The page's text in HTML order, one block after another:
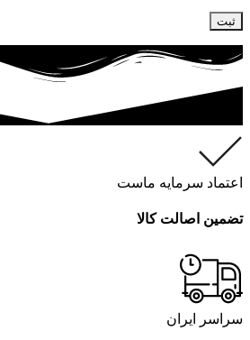
اعتماد سرمایه ماست
تضمین اصالت کالا
سراسر ایران